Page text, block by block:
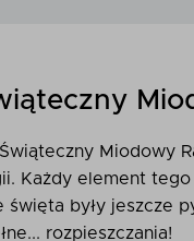
Miodowy
Każdy element
były jeszcze
rozpieszczania!